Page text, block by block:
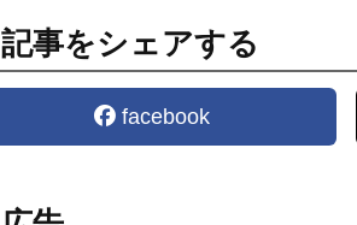
記事をシェアする
facebook